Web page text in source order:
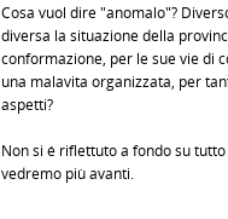
Cosa vuol dire "anomalo"?
diversa la situazione della
conformazione, per le sue vie di
una malavita organizzata, per
aspetti?
Non si é riflettuto a fondo su
vedremo più avanti.